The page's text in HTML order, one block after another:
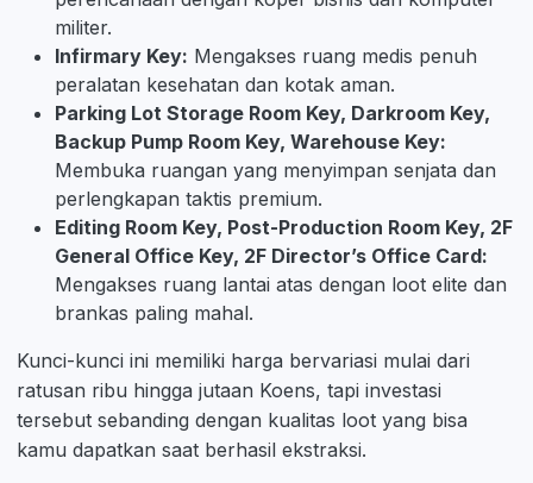
militer.
Infirmary Key: Mengakses ruang medis penuh
peralatan kesehatan dan kotak aman.
Parking Lot Storage Room Key, Darkroom Key,
Backup Pump Room Key, Warehouse Key:
Membuka ruangan yang menyimpan senjata dan
perlengkapan taktis premium.
Editing Room Key, Post-Production Room Key, 2F
General Office Key, 2F Director’s Office Card:
Mengakses ruang lantai atas dengan loot elite dan
brankas paling mahal.
Kunci-kunci ini memiliki harga bervariasi mulai dari
ratusan ribu hingga jutaan Koens, tapi investasi
tersebut sebanding dengan kualitas loot yang bisa
kamu dapatkan saat berhasil ekstraksi.